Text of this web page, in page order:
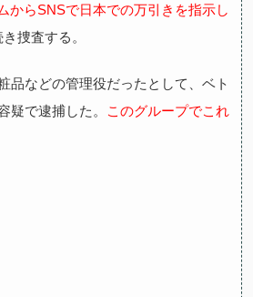
からSNSで日本での万引きを指示し
捜査する。
品などの管理役だったとして、ベト
疑で逮捕した。
このグループでこれ